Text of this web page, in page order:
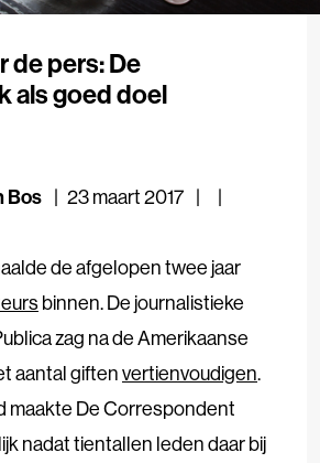
de pers: De
als goed doel
Bos 23 maart 2017
de afgelopen twee jaar
binnen. De journalistieke
zag na de Amerikaanse
aantal giftenvertienvoudigen.
maakte De Correspondent
nadat tientallen leden daar bij